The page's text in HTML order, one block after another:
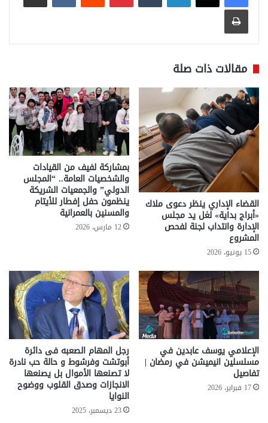
طباعة
مقالات ذات صلة
القضاء الإداري ينظر دعوى ملاك
«أبراج بداية» لغل يد مجلس
الإدارة وانتداب لجنة لفحص
المشروع
15 يونيو، 2026
بمشاركة لفيف من القيادات
والشخصيات العامة.. “المجلس
الدولي” والجمعيات الشريكة
ينظمون حفل إفطار للأيتام
والمسنين بالعمرانية
12 مارس، 2026
الإعلامي يوسف عابدين في
مسلسلين انيميشن في رمضان |
تفاصيل
17 فبراير، 2026
رجل المهام الصعبه فى دائرة
أبوتشت وفرشوط و حالة حب نادرة
لا تصنعها الأموال بل يصنعها
الانجازات وصدق القلوب ووضوح
النوايا
23 ديسمبر، 2025